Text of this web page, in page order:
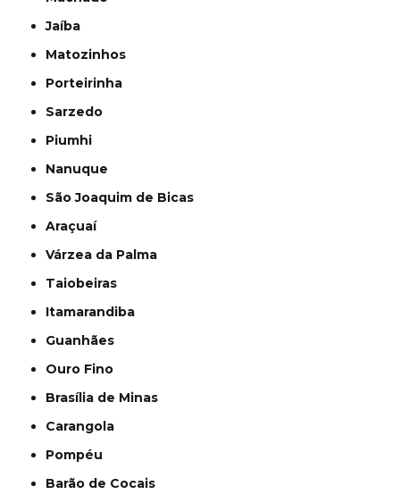
Jaíba
Matozinhos
Porteirinha
Sarzedo
Piumhi
Nanuque
São Joaquim de Bicas
Araçuaí
Várzea da Palma
Taiobeiras
Itamarandiba
Guanhães
Ouro Fino
Brasília de Minas
Carangola
Pompéu
Barão de Cocais